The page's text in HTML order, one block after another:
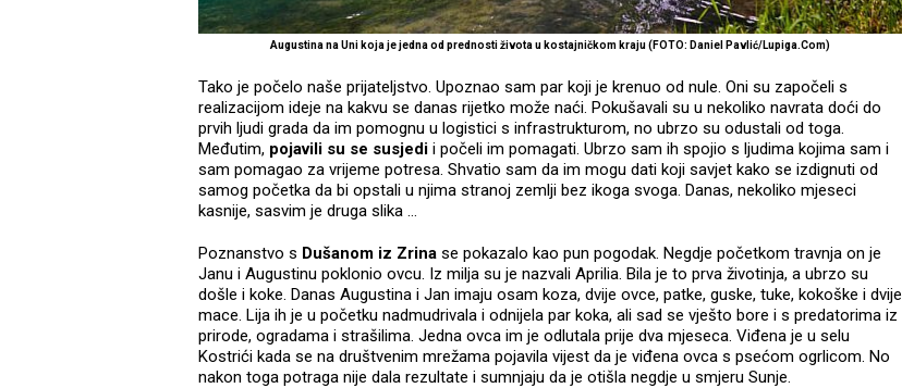
Augustina na Uni koja je jedna od prednosti života u kostajničkom kraju (FOTO: Daniel Pavlić/Lupiga.Com)
Tako je počelo naše prijateljstvo. Upoznao sam par koji je krenuo od nule. Oni su započeli s
realizacijom ideje na kakvu se danas rijetko može naći. Pokušavali su u nekoliko navrata doći do
prvih ljudi grada da im pomognu u logistici s infrastrukturom, no ubrzo su odustali od toga.
Međutim, pojavili su se susjedi i počeli im pomagati. Ubrzo sam ih spojio s ljudima kojima sam i
sam pomagao za vrijeme potresa. Shvatio sam da im mogu dati koji savjet kako se izdignuti od
samog početka da bi opstali u njima stranoj zemlji bez ikoga svoga. Danas, nekoliko mjeseci
kasnije, sasvim je druga slika …
Poznanstvo s Dušanom iz Zrina se pokazalo kao pun pogodak. Negdje početkom travnja on je
Janu i Augustinu poklonio ovcu. Iz milja su je nazvali Aprilia. Bila je to prva životinja, a ubrzo su
došle i koke. Danas Augustina i Jan imaju osam koza, dvije ovce, patke, guske, tuke, kokoške i dvije
mace. Lija ih je u početku nadmudrivala i odnijela par koka, ali sad se vješto bore i s predatorima iz
prirode, ogradama i strašilima. Jedna ovca im je odlutala prije dva mjeseca. Viđena je u selu
Kostrići kada se na društvenim mrežama pojavila vijest da je viđena ovca s psećom ogrlicom. No
nakon toga potraga nije dala rezultate i sumnjaju da je otišla negdje u smjeru Sunje.